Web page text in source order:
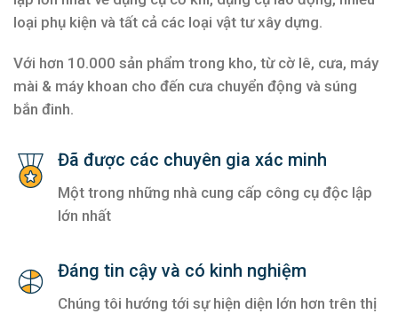
loại phụ kiện và tất cả các loại vật tư xây dựng.
Với hơn 10.000 sản phẩm trong kho, từ cờ lê, cưa, máy
mài & máy khoan cho đến cưa chuyển động và súng
bắn đinh.
Đã được các chuyên gia xác minh
Một trong những nhà cung cấp công cụ độc lập
lớn nhất
Đáng tin cậy và có kinh nghiệm
Chúng tôi hướng tới sự hiện diện lớn hơn trên thị